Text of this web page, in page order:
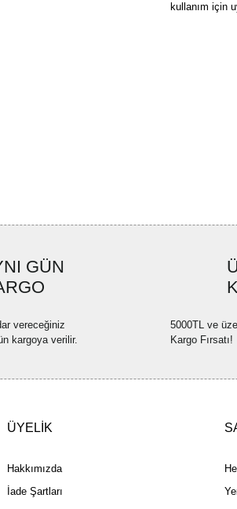
kullanım için
GÜN
vereceğiniz
kargoya verilir.
5000TL ve
Kargo Fırsatı!
ÜYELİK
Hakkımızda
İade Şartları